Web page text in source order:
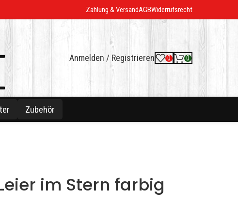
Zahlung & VersandAGBWiderrufsrecht
Anmelden / Registrieren 0 0
Zubehör
im Stern farbig